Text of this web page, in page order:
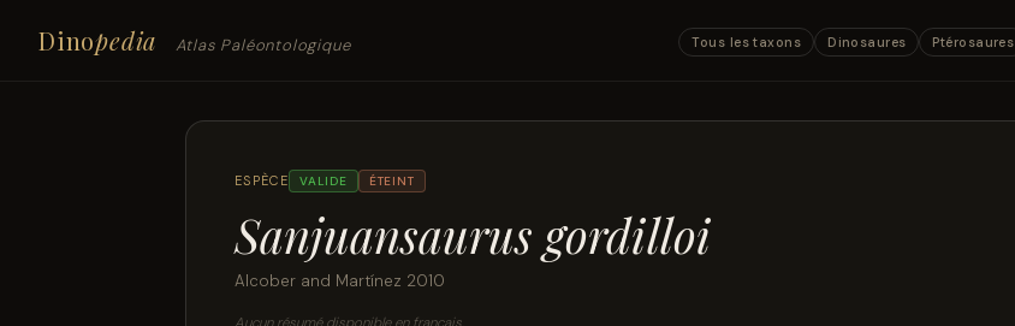
Dinopedia Atlas Paléontologique Tous les taxons Dinosaures Ptérosaures
ESPÈCE VALIDE ÉTEINT
Sanjuansaurus gordilloi
Alcober and Martínez 2010